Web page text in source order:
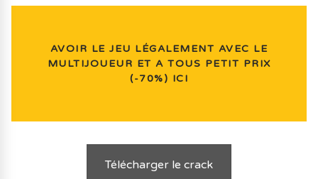
AVOIR LE JEU LÉGALEMENT AVEC LE
MULTIJOUEUR ET A TOUS PETIT PRIX
(-70%) ICI
Télécharger le crack